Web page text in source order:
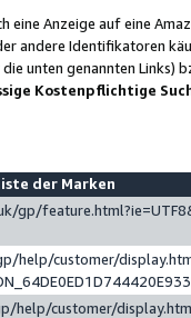
eine Anzeige auf eine
andere Identifikatoren
unten genannten
Kostenpflichtige
der Marken
gp/
help/customer/
help/customer/